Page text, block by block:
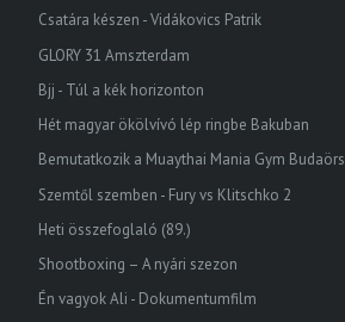
Csatára készen - Vidákovics Patrik
GLORY 31 Amszterdam
Bjj - Túl a kék horizonton
Hét magyar ökölvívó lép ringbe Bakuban
Bemutatkozik a Muaythai Mania Gym Budaörs
Szemtől szemben - Fury vs Klitschko 2
Heti összefoglaló (89.)
Shootboxing – A nyári szezon
Én vagyok Ali - Dokumentumfilm